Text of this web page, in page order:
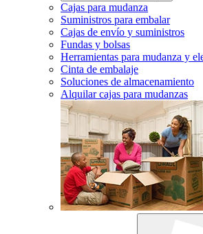
Cajas para mudanza
Suministros para embalar
Cajas de envío y suministros
Fundas y bolsas
Herramientas para mudanza y
Cinta de embalaje
Soluciones de almacenamiento
Alquilar cajas para mudanzas